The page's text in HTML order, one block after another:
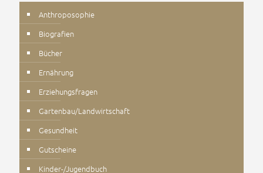
Anthroposophie
Biografien
Bücher
Ernährung
Erziehungsfragen
Gartenbau/Landwirtschaft
Gesundheit
Gutscheine
Kinder-/Jugendbuch